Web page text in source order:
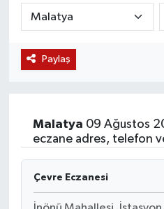
Paylaş
Malatya 09 Ağustos
eczane adres, telefon
Çevre Eczanesi
KÜLTÜR SANAT
YAŞAM
SARIGÖL
SARUHANLI
KIRKAĞAÇ
GÖLMARMARA
KÖPRÜBAŞI
KULA
SARIGÖL
ŞEHZADELER
EKONOMİ
EĞİTİM
SPOR
LIFE